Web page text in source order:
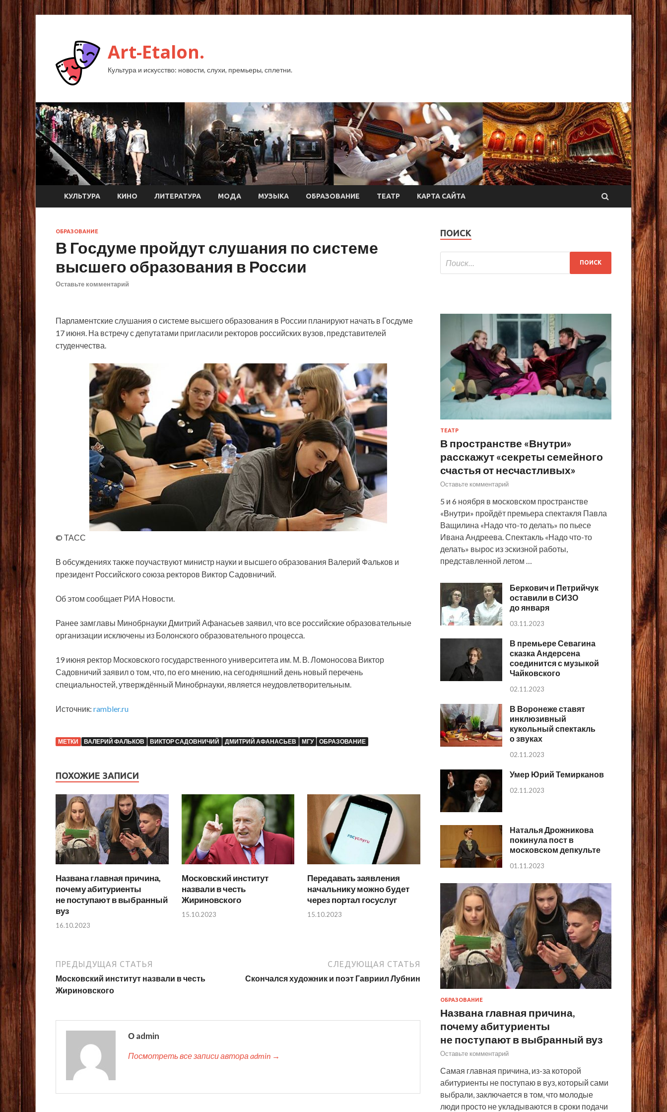
Art-Etalon.
Культура и искусство: новости, слухи, премьеры, сплетни.
КУЛЬТУРА КИНО ЛИТЕРАТУРА МОДА МУЗЫКА ОБРАЗОВАНИЕ ТЕАТР КАРТА САЙТА
ОБРАЗОВАНИЕ
В Госдуме пройдут слушания по системе
высшего образования в России
Оставьте комментарий
Парламентские слушания о системе высшего образования в России планируют начать в Госдуме
17 июня. На встречу с депутатами пригласили ректоров российских вузов, представителей
студенчества.
© ТАСС
В обсуждениях также поучаствуют министр науки и высшего образования Валерий Фальков и
президент Российского союза ректоров Виктор Садовничий.
Об этом сообщает РИА Новости.
Ранее замглавы Минобрнауки Дмитрий Афанасьев заявил, что все российские образовательные
организации исключены из Болонского образовательного процесса.
19 июня ректор Московского государственного университета им. М. В. Ломоносова Виктор
Садовничий заявил о том, что, по его мнению, на сегодняшний день новый перечень
специальностей, утверждённый Минобрнауки, является неудовлетворительным.
Источник: rambler.ru
МЕТКИ ВАЛЕРИЙ ФАЛЬКОВ ВИКТОР САДОВНИЧИЙ ДМИТРИЙ АФАНАСЬЕВ МГУ ОБРАЗОВАНИЕ
ПОХОЖИЕ ЗАПИСИ
Названа главная причина,
почему абитуриенты
не поступают в выбранный
вуз
16.10.2023
Московский институт
назвали в честь
Жириновского
15.10.2023
Передавать заявления
начальнику можно будет
через портал госуслуг
15.10.2023
ПРЕДЫДУЩАЯ СТАТЬЯ
Московский институт назвали в честь
Жириновского
СЛЕДУЮЩАЯ СТАТЬЯ
Скончался художник и поэт Гавриил Лубнин
О admin
Посмотреть все записи автора admin →
ПОИСК
ТЕАТР
В пространстве «Внутри»
расскажут «секреты семейного
счастья от несчастливых»
Оставьте комментарий
5 и 6 ноября в московском пространстве
«Внутри» пройдёт премьера спектакля Павла
Ващилина «Надо что-то делать» по пьесе
Ивана Андреева. Спектакль «Надо что-то
делать» вырос из эскизной работы,
представленной летом …
Беркович и Петрийчук
оставили в СИЗО
до января
03.11.2023
В премьере Севагина
сказка Андерсена
соединится с музыкой
Чайковского
02.11.2023
В Воронеже ставят
инклюзивный
кукольный спектакль
о звуках
02.11.2023
Умер Юрий Темирканов
02.11.2023
Наталья Дрожникова
покинула пост в
московском депкульте
01.11.2023
ОБРАЗОВАНИЕ
Названа главная причина,
почему абитуриенты
не поступают в выбранный вуз
Оставьте комментарий
Самая главная причина, из-за которой
абитуриенты не поступаю в вуз, который сами
выбрали, заключается в том, что молодые
люди просто не укладываются в сроки подачи